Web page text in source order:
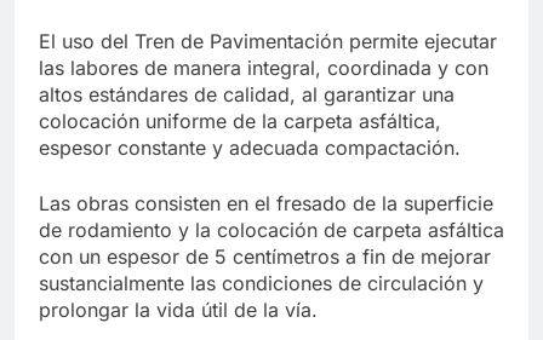
El uso del Tren de Pavimentación permite ejecutar
las labores de manera integral, coordinada y con
altos estándares de calidad, al garantizar una
colocación uniforme de la carpeta asfáltica,
espesor constante y adecuada compactación.
Las obras consisten en el fresado de la superficie
de rodamiento y la colocación de carpeta asfáltica
con un espesor de 5 centímetros a fin de mejorar
sustancialmente las condiciones de circulación y
prolongar la vida útil de la vía.